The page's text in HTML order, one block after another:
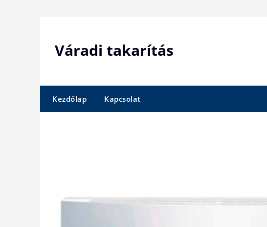
Váradi takarítás
Kezdőlap Kapcsolat